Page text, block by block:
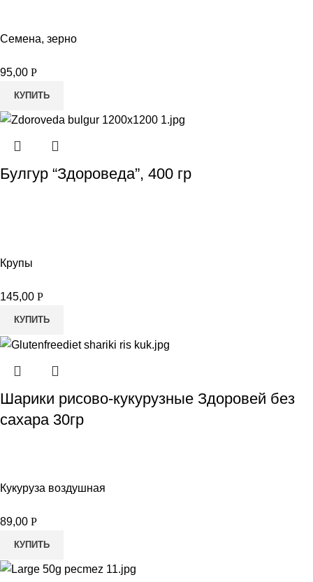
Семена, зерно
95,00 Р
КУПИТЬ
Булгур “Здороведа”, 400 гр
Крупы
145,00 Р
КУПИТЬ
Шарики рисово-кукурузные Здоровей без
сахара 30гр
Кукуруза воздушная
89,00 Р
КУПИТЬ